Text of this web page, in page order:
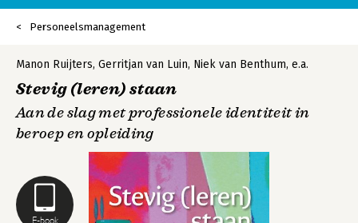
Personeelsmanagement
E-book
Manon Ruijters, Gerritjan van Luin, Niek van Benthum, e.a.
Stevig (leren) staan
Aan de slag met professionele identiteit in
beroep en opleiding